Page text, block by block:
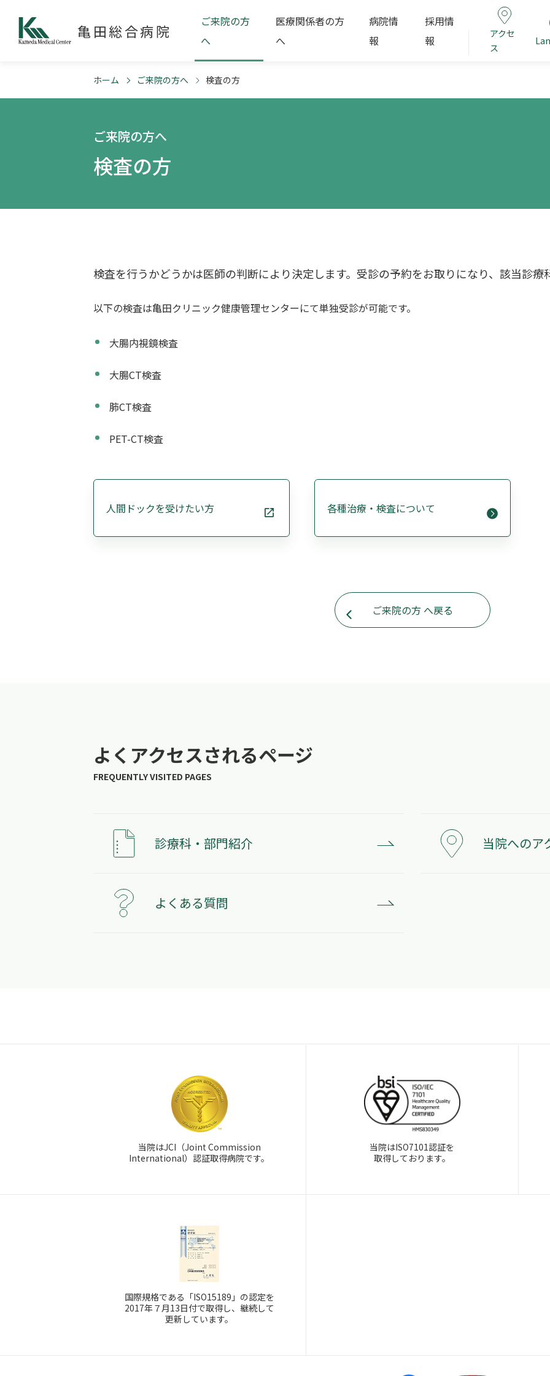
亀田総合病院
ご来院の方
へ
医療関係者の方
へ
病院情
報
採用情
報
アクセ
ス
ホーム ご来院の方へ 検査の方
ご来院の方へ
検査の方
検査を行うかどうかは医師の判断により決定します。受診の予約をお取りになり、該当診
以下の検査は亀田クリニック健康管理センターにて単独受診が可能です。
大腸内視鏡検査
大腸CT検査
肺CT検査
PET-CT検査
人間ドックを受けたい方 各種治療・検査について
ご来院の方 へ戻る
よくアクセスされるページ
診療科・部門紹介 当院へのア
よくある質問
当院はJCI（Joint Commission
International）認証取得病院です。
当院はISO7101認証を
取得しております。
国際規格である「ISO15189」の認定を
2017年７月13日付で取得し、継続して
更新しています。